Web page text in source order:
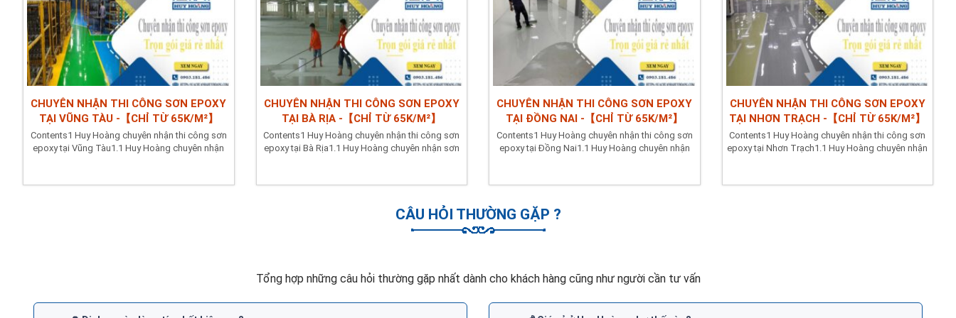
CHUYÊN NHẬN THI CÔNG SƠN EPOXY
TẠI VŨNG TÀU -【CHỈ TỪ 65K/M²】
Contents1 Huy Hoàng chuyên nhận thi công sơn
epoxy tại Vũng Tàu1.1 Huy Hoàng chuyên nhận
CHUYÊN NHẬN THI CÔNG SƠN EPOXY
TẠI BÀ RỊA -【CHỈ TỪ 65K/M²】
Contents1 Huy Hoàng chuyên nhận thi công sơn
epoxy tại Bà Rịa1.1 Huy Hoàng chuyên nhận sơn
CHUYÊN NHẬN THI CÔNG SƠN EPOXY
TẠI ĐỒNG NAI -【CHỈ TỪ 65K/M²】
Contents1 Huy Hoàng chuyên nhận thi công sơn
epoxy tại Đồng Nai1.1 Huy Hoàng chuyên nhận
CHUYÊN NHẬN THI CÔNG SƠN EPOXY
TẠI NHƠN TRẠCH -【CHỈ TỪ 65K/M²】
Contents1 Huy Hoàng chuyên nhận thi công sơn
epoxy tại Nhơn Trạch1.1 Huy Hoàng chuyên nhận
CÂU HỎI THƯỜNG GẶP ?
Tổng hợp những câu hỏi thường gặp nhất dành cho khách hàng cũng như người cần tư vấn